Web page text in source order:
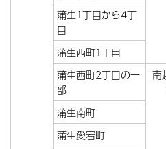
蒲生1丁目から4丁
目
蒲生西町1丁目
蒲生西町2丁目の一
部
南
蒲生南町
蒲生愛宕町